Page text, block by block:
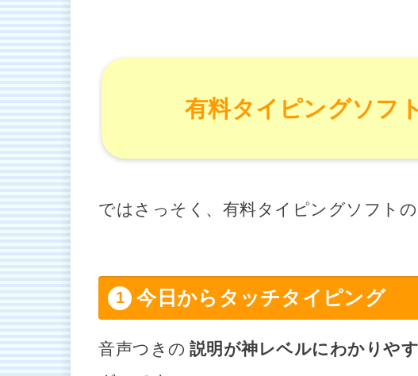
有料タイピングソフ
ではさっそく、有料タイピングソフト
今日からタッチタイピング
音声つきの 説明が神レベルにわかりや